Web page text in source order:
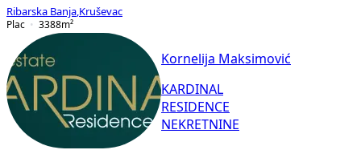
Ribarska Banja Kruševac
Plac
3388m²
Kornelija Maksimović
KARDINAL
RESIDENCE
NEKRETNINE